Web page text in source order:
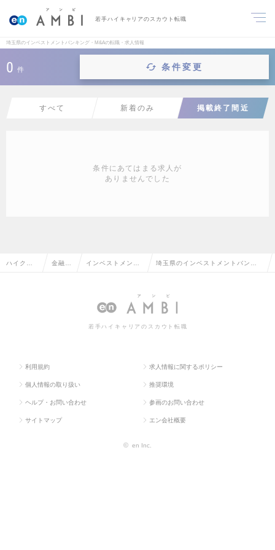
若手ハイキャリアのスカウト転職
埼玉県のインベストメントバンキング・M&Aの転職・求人情報
0 件 条件変更
すべて 新着のみ 掲載終了間近
条件にあてはまる求人が
ありませんでした
ハイクラ 金融系 インベストメント 埼玉県のインベストメントバンキ
若手ハイキャリアのスカウト転職
利用規約 求人情報に関するポリシー
個人情報の取り扱い 推奨環境
ヘルプ・お問い合わせ 参画のお問い合わせ
サイトマップ エン会社概要
© en Inc.